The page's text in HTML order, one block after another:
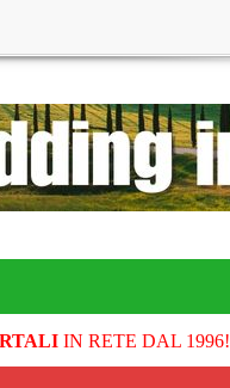
IN RETE DAL 1996!